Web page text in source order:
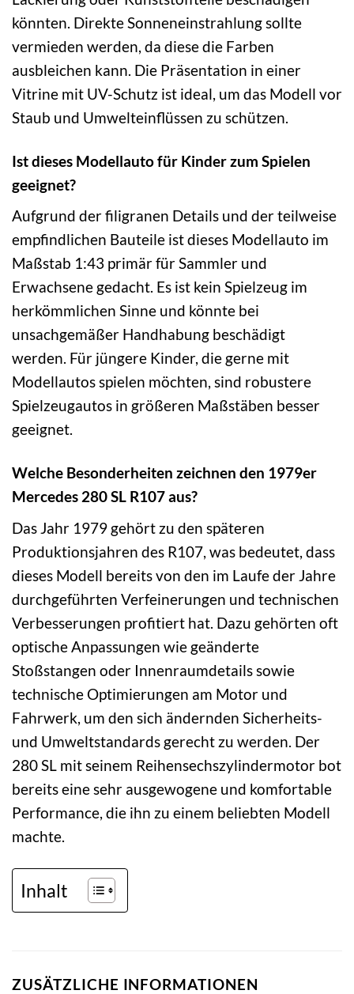
könnten. Direkte Sonneneinstrahlung sollte
vermieden werden, da diese die Farben
ausbleichen kann. Die Präsentation in einer
Vitrine mit UV-Schutz ist ideal, um das Modell vor
Staub und Umwelteinflüssen zu schützen.
Ist dieses Modellauto für Kinder zum Spielen
geeignet?
Aufgrund der filigranen Details und der teilweise
empfindlichen Bauteile ist dieses Modellauto im
Maßstab 1:43 primär für Sammler und
Erwachsene gedacht. Es ist kein Spielzeug im
herkömmlichen Sinne und könnte bei
unsachgemäßer Handhabung beschädigt
werden. Für jüngere Kinder, die gerne mit
Modellautos spielen möchten, sind robustere
Spielzeugautos in größeren Maßstäben besser
geeignet.
Welche Besonderheiten zeichnen den 1979er
Mercedes 280 SL R107 aus?
Das Jahr 1979 gehört zu den späteren
Produktionsjahren des R107, was bedeutet, dass
dieses Modell bereits von den im Laufe der Jahre
durchgeführten Verfeinerungen und technischen
Verbesserungen profitiert hat. Dazu gehörten oft
optische Anpassungen wie geänderte
Stoßstangen oder Innenraumdetails sowie
technische Optimierungen am Motor und
Fahrwerk, um den sich ändernden Sicherheits-
und Umweltstandards gerecht zu werden. Der
280 SL mit seinem Reihensechszylindermotor bot
bereits eine sehr ausgewogene und komfortable
Performance, die ihn zu einem beliebten Modell
machte.
Inhalt
ZUSÄTZLICHE INFORMATIONEN